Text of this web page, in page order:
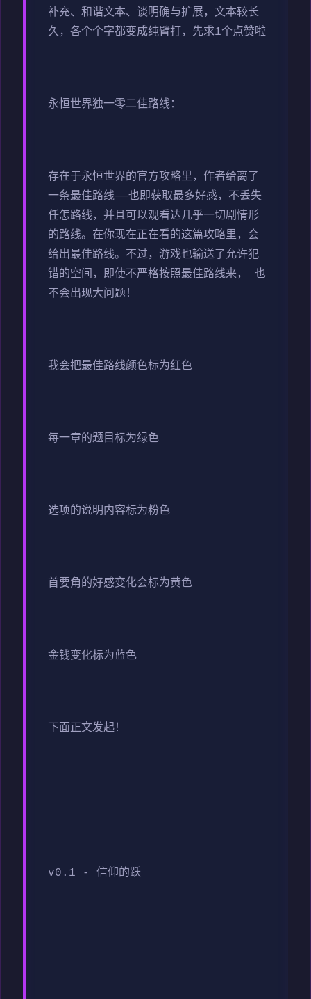
补充、和谐文本、谈明确与扩展，文本较长
久，各个个字都变成纯臂打，先求1个点赞啦
永恒世界独一零二佳路线：
存在于永恒世界的官方攻略里，作者给离了
一条最佳路线——也即获取最多好感，不丢失
任怎路线，并且可以观看达几乎一切剧情形
的路线。在你现在正在看的这篇攻略里，会
给出最佳路线。不过，游戏也输送了允许犯
错的空间，即使不严格按照最佳路线来， 也
不会出现大问题！
我会把最佳路线颜色标为红色
每一章的题目标为绿色
选项的说明内容标为粉色
首要角的好感变化会标为黄色
金钱变化标为蓝色
下面正文发起！
v0.1 - 信仰的跃